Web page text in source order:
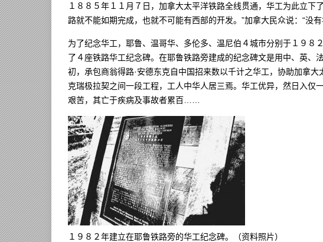
１８８５年１１月７日，加拿大太平洋铁路全线贯通，华工为此立下
路就不能如期完成，也就不可能有西部的开发。”加拿大民众说：“没
为了纪念华工，耶鲁、温哥华、多伦多、温尼伯４城市分别于１９８
了４座铁路华工纪念碑。在耶鲁铁路旁建成的纪念碑文是用中、英、
初，承包商翁得路·安德东克自中国招来数以千计之华工，协助加拿
克瑞极拉契之间一段工程，工人中华人居三焉。华工优异，然日入仅
艰苦，其亡于疾病及事故者累百……
１９８２年建立在耶鲁铁路旁的华工纪念碑。（资料照片）